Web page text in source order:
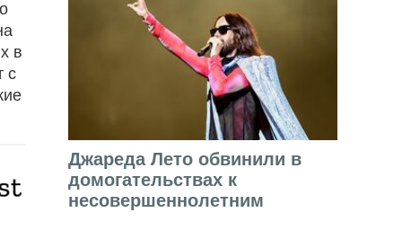
Джареда Лето обвинили в
домогательствах к
несовершеннолетним
в
с